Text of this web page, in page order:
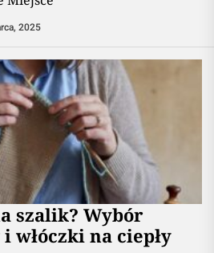
2025
szalik? Wybór
włóczki na ciepły